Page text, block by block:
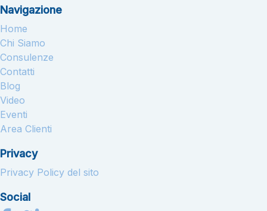
Navigazione
Home
Chi Siamo
Consulenze
Contatti
Blog
Video
Eventi
Area Clienti
Privacy
Privacy Policy del sito
Social